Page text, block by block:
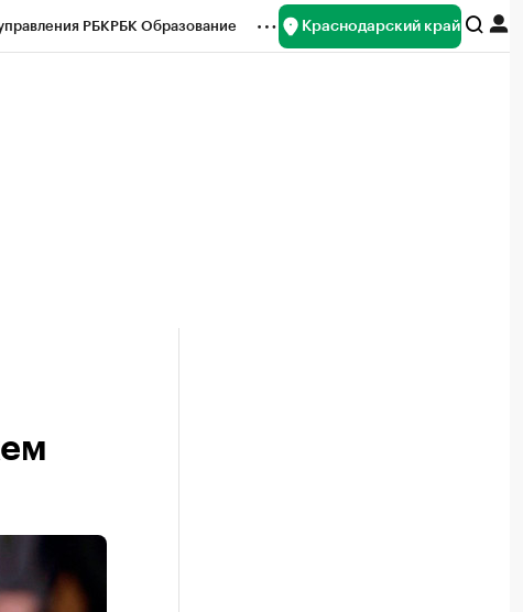
РБКРБК Образование Краснодарский край